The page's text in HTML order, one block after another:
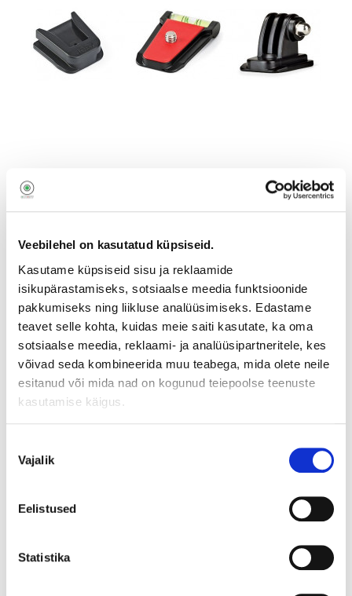
Veebilehel on kasutatud küpsiseid.
Kasutame küpsiseid sisu ja reklaamide
isikupärastamiseks, sotsiaalse meedia funktsioonide
pakkumiseks ning liikluse analüüsimiseks. Edastame
teavet selle kohta, kuidas meie saiti kasutate, ka oma
sotsiaalse meedia, reklaami- ja analüüsipartneritele, kes
võivad seda kombineerida muu teabega, mida olete neile
esitanud või mida nad on kogunud teiepoolse teenuste
kasutamise käigus.
valik
Vajalik
Eelistused
Statistika
Joby kiirkinnituskomplekt QR
Plate Pack 3K
194168
JB01554-0WW
10